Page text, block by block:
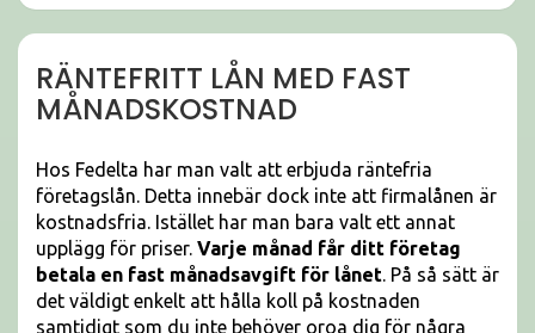
RÄNTEFRITT LÅN MED FAST
MÅNADSKOSTNAD
Hos Fedelta har man valt att erbjuda räntefria
företagslån. Detta innebär dock inte att firmalånen är
kostnadsfria. Istället har man bara valt ett annat
upplägg för priser. Varje månad får ditt företag
betala en fast månadsavgift för lånet. På så sätt är
det väldigt enkelt att hålla koll på kostnaden
samtidigt som du inte behöver oroa dig för några